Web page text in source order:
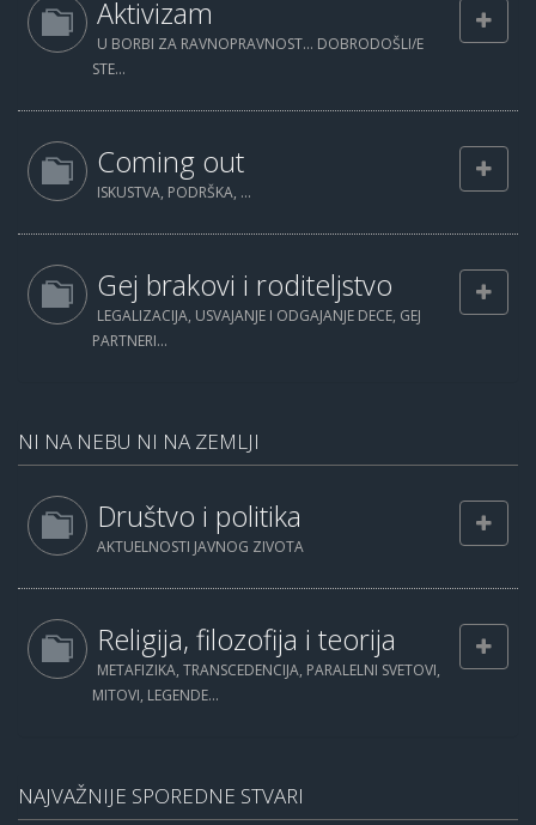
Aktivizam
U BORBI ZA RAVNOPRAVNOST... DOBRODOŠLI/E
STE...
Coming out
ISKUSTVA, PODRŠKA, ...
Gej brakovi i roditeljstvo
LEGALIZACIJA, USVAJANJE I ODGAJANJE DECE, GEJ
PARTNERI...
NI NA NEBU NI NA ZEMLJI
Društvo i politika
AKTUELNOSTI JAVNOG ZIVOTA
Religija, filozofija i teorija
METAFIZIKA, TRANSCEDENCIJA, PARALELNI SVETOVI,
MITOVI, LEGENDE...
NAJVAŽNIJE SPOREDNE STVARI